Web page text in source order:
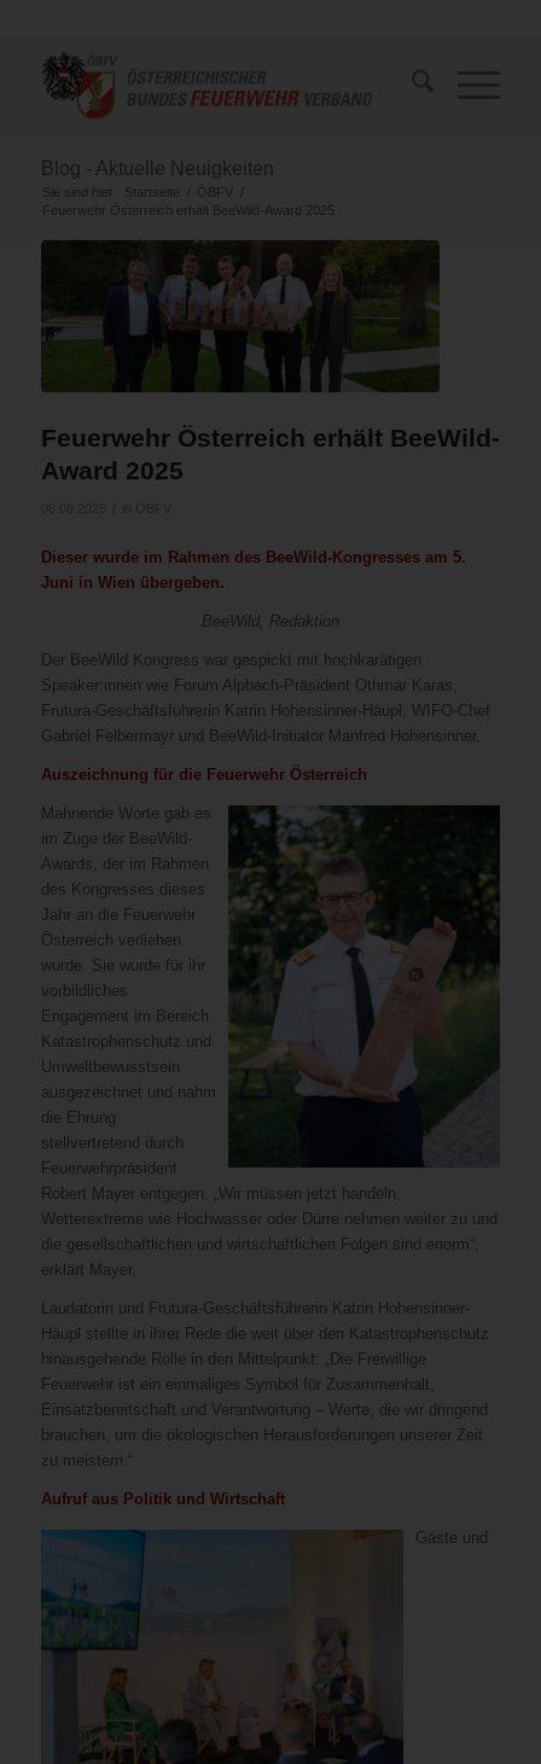
Blog - Aktuelle Neuigkeiten
Sie sind hier: Startseite / ÖBFV
/
Feuerwehr Österreich erhält BeeWild-Award 2025
Feuerwehr Österreich erhält BeeWild-
Award 2025
Dieser wurde im Rahmen des BeeWild-Kongresses am 5.
Juni in Wien übergeben.
BeeWild, Redaktion
Der BeeWild Kongress war gespickt mit hochkarätigen
Speaker:innen wie Forum Alpbach-Präsident Othmar Karas,
Frutura-Geschäftsführerin Katrin Hohensinner-Häupl, WIFO-Chef
Gabriel Felbermayr und BeeWild-Initiator Manfred Hohensinner.
Auszeichnung für die Feuerwehr Österreich
Mahnende Worte gab es
im Zuge der BeeWild-
Awards, der im Rahmen
des Kongresses dieses
Jahr an die Feuerwehr
Österreich verliehen
wurde. Sie wurde für ihr
vorbildliches
Engagement im Bereich
Katastrophenschutz und
Umweltbewusstsein
ausgezeichnet und nahm
die Ehrung
stellvertretend durch
Feuerwehrpräsident
Robert Mayer entgegen. „Wir müssen jetzt handeln.
Wetterextreme wie Hochwasser oder Dürre nehmen weiter zu und
die gesellschaftlichen und wirtschaftlichen Folgen sind enorm“,
erklärt Mayer.
Laudatorin und Frutura-Geschäftsführerin Katrin Hohensinner-
Häupl stellte in ihrer Rede die weit über den Katastrophenschutz
hinausgehende Rolle in den Mittelpunkt: „Die Freiwillige
Feuerwehr ist ein einmaliges Symbol für Zusammenhalt,
Einsatzbereitschaft und Verantwortung – Werte, die wir dringend
brauchen, um die ökologischen Herausforderungen unserer Zeit
zu meistern.“
Aufruf aus Politik und Wirtschaft
Gäste und